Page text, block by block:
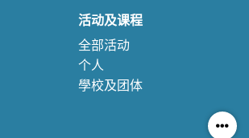
活动及课程
全部活动
个人
學校及团体